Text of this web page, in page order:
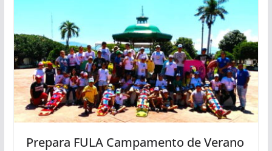
Prepara FULA Campamento de Verano